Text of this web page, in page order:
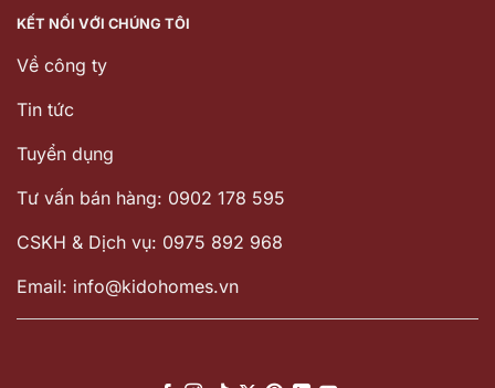
KẾT NỐI VỚI CHÚNG TÔI
Về công ty
Tin tức
Tuyển dụng
Tư vấn bán hàng: 0902 178 595
CSKH & Dịch vụ: 0975 892 968
Email: info@kidohomes.vn